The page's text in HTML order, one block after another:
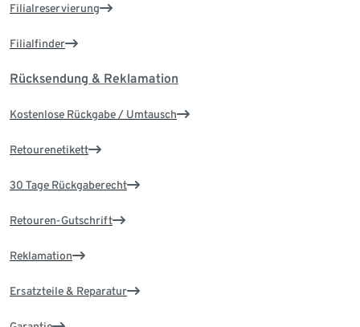
Filialreservierung
Filialfinder
Rücksendung & Reklamation
Kostenlose Rückgabe / Umtausch
Retourenetikett
30 Tage Rückgaberecht
Retouren-Gutschrift
Reklamation
Ersatzteile & Reparatur